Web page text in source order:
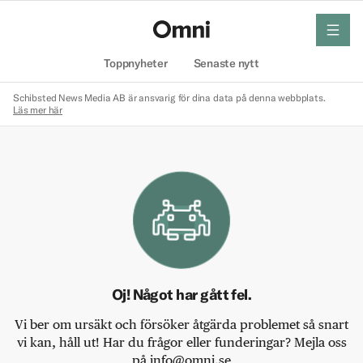
Toppnyheter Senaste nytt
meny
Schibsted News Media AB är ansvarig för dina data på denna webbplats.
Läs mer här
Oj! Något har gått fel.
Vi ber om ursäkt och försöker åtgärda problemet så snart
vi kan, håll ut! Har du frågor eller funderingar? Mejla oss